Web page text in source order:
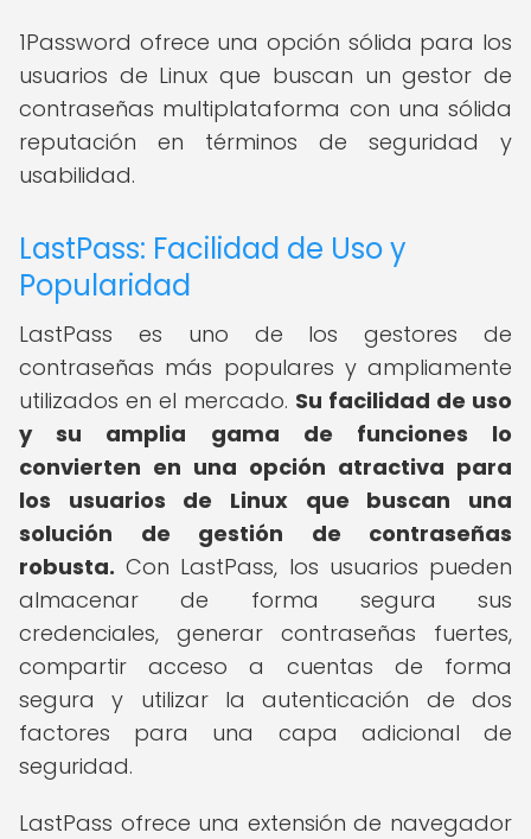
1Password ofrece una opción sólida para los
usuarios de Linux que buscan un gestor de
contraseñas multiplataforma con una sólida
reputación en términos de seguridad y
usabilidad.
LastPass: Facilidad de Uso y
Popularidad
LastPass es uno de los gestores de
contraseñas más populares y ampliamente
utilizados en el mercado. Su facilidad de uso
y su amplia gama de funciones lo
convierten en una opción atractiva para
los usuarios de Linux que buscan una
solución de gestión de contraseñas
robusta. Con LastPass, los usuarios pueden
almacenar de forma segura sus
credenciales, generar contraseñas fuertes,
compartir acceso a cuentas de forma
segura y utilizar la autenticación de dos
factores para una capa adicional de
seguridad.
LastPass ofrece una extensión de navegador